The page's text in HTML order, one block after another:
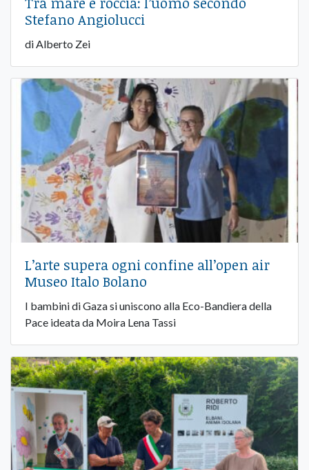
Stefano Angiolucci
di Alberto Zei
​L’arte supera ogni confine all’open air
Museo Italo Bolano
I bambini di Gaza si uniscono alla Eco-Bandiera della
Pace ideata da Moira Lena Tassi